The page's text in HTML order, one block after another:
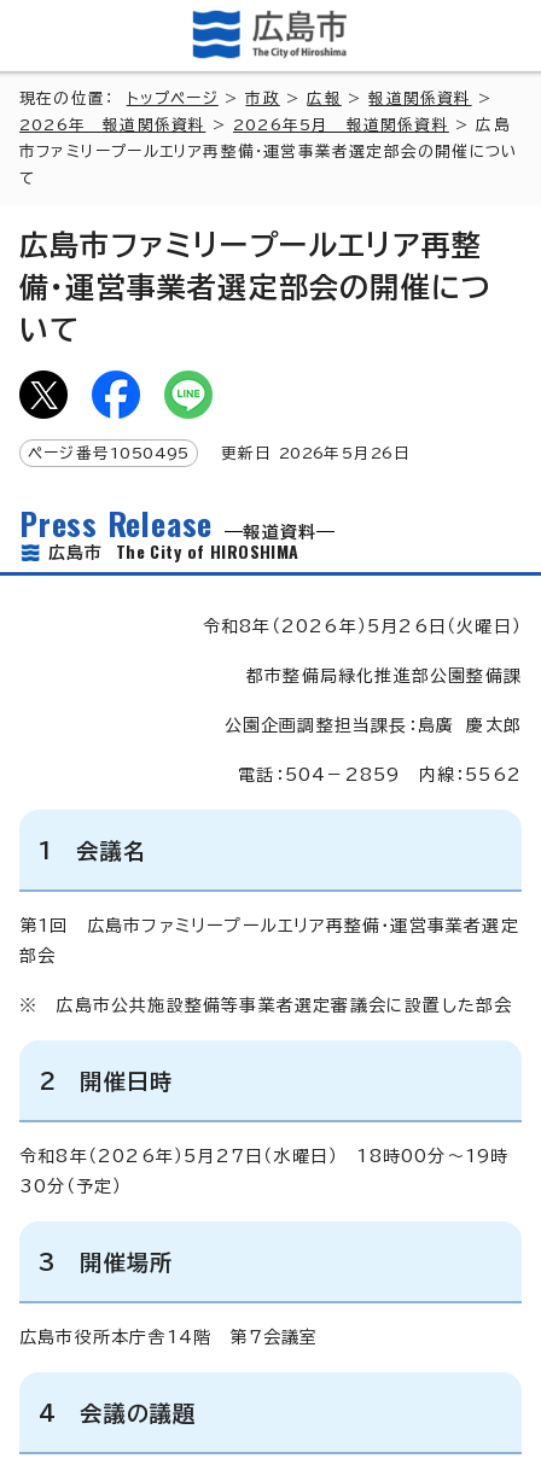
現在の位置： トップページ >市政 >広報 >報道関係資料
>
2026年 報道関係資料
> 2026年5月 報道関係資料
> 広島
市ファミリープールエリア再整備・運営事業者選定部会の開催につい
て
広島市ファミリープールエリア再整
備・運営事業者選定部会の開催につ
いて
ページ番号 1050495 更新日 2026年5月 26 日
Press Release
報道資料
広島市 The City of HIROSHIMA
令和8年（2026年）5月26日（火曜日）
都市整備局緑化推進部公園整備課
公園企画調整担当課長：島廣 慶太郎
電話：504－2859 内線：5562
1 会議名
第1回 広島市ファミリープールエリア再整備・運営事業者選定
部会
※ 広島市公共施設整備等事業者選定審議会に設置した部会
2 開催日時
令和8年（2026年）5月27日（水曜日） 18時00分～19時
30分（予定）
3 開催場所
広島市役所本庁舎14階 第7会議室
4 会議の議題